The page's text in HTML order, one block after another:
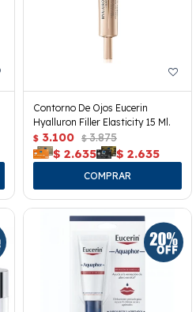
Contorno De Ojos Eucerin
Hyalluron Filler Elasticity 15 Ml.
$ 3.100 $ 3.875
$ 2.635 $ 2.635